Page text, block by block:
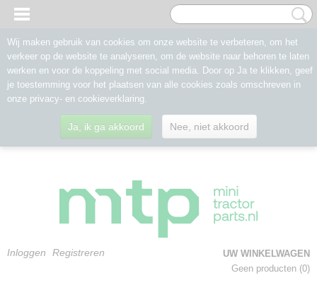
Inloggen Registreren
UW WINKELWAGEN
Geen producten (0)
Wij maken gebruik van cookies om onze website te verbeteren, om het
verkeer op de website te analyseren, om de website naar behoren te laten
werken en voor de koppeling met social media. Door op Ja te klikken, geef
je toestemming voor het plaatsen van alle cookies zoals omschreven in
onze privacy- en cookieverklaring.
Ja, ik ga akkoord Nee, niet akkoord